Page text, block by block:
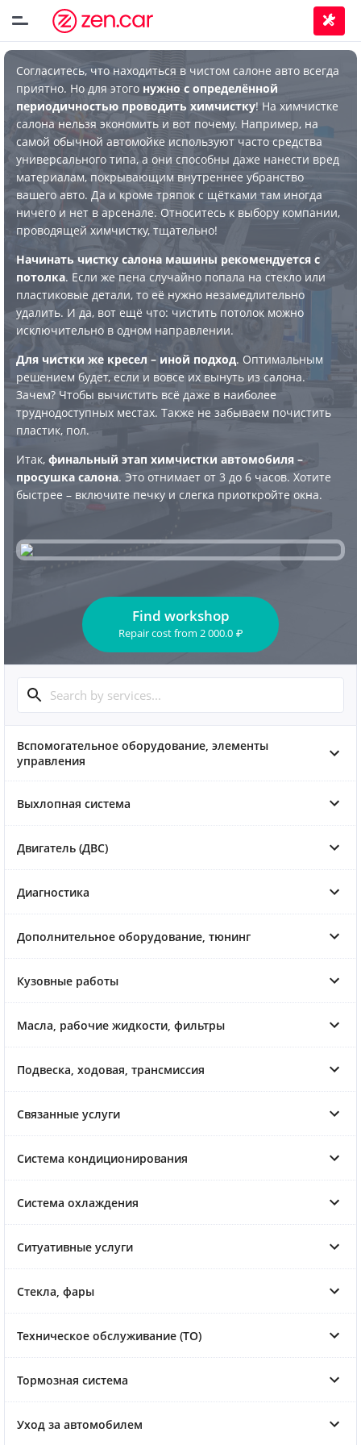
Согласитесь, что находиться в чистом салоне авто всегда
приятно. Но для этого нужно с определённой
периодичностью проводить химчистку! На химчистке
салона нельзя экономить и вот почему. Например, на
самой обычной автомойке используют часто средства
универсального типа, а они способны даже нанести вред
материалам, покрывающим внутреннее убранство
вашего авто. Да и кроме тряпок с щётками там иногда
ничего и нет в арсенале. Относитесь к выбору компании,
проводящей химчистку, тщательно!
Начинать чистку салона машины рекомендуется с
потолка. Если же пена случайно попала на стекло или
пластиковые детали, то её нужно незамедлительно
удалить. И да, вот ещё что: чистить потолок можно
исключительно в одном направлении.
Для чистки же кресел – иной подход. Оптимальным
решением будет, если и вовсе их вынуть из салона.
Зачем? Чтобы вычистить всё даже в наиболее
труднодоступных местах. Также не забываем почистить
пластик, пол.
Итак, финальный этап химчистки автомобиля –
просушка салона. Это отнимает от 3 до 6 часов. Хотите
быстрее – включите печку и слегка приоткройте окна.
Find workshop
Repair costfrom 2 000.0 ₽
Вспомогательное оборудование, элементы
управления
Выхлопная система
Двигатель (ДВС)
Диагностика
Дополнительное оборудование, тюнинг
Кузовные работы
Масла, рабочие жидкости, фильтры
Подвеска, ходовая, трансмиссия
Связанные услуги
Система кондиционирования
Система охлаждения
Ситуативные услуги
Стекла, фары
Техническое обслуживание (ТО)
Тормозная система
Уход за автомобилем